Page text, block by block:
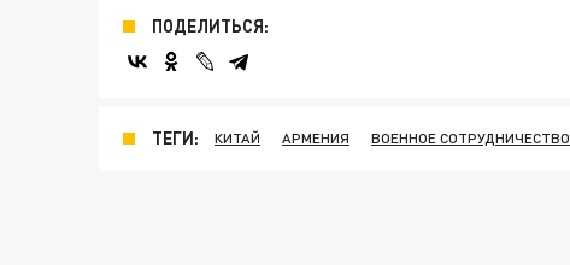
ПОДЕЛИТЬСЯ:
ТЕГИ: КИТАЙ АРМЕНИЯ ВОЕННОЕ СОТРУДНИЧЕСТВО